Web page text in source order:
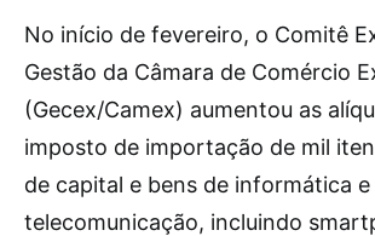
No início de fevereiro, o Comitê
Gestão da Câmara de Comércio
(Gecex/Camex) aumentou as
imposto de importação de mil
de capital e bens de informática e
telecomunicação, incluindo